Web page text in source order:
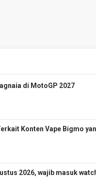
di MotoGP 2027
Konten Vape Bigmo
2026, wajib masuk